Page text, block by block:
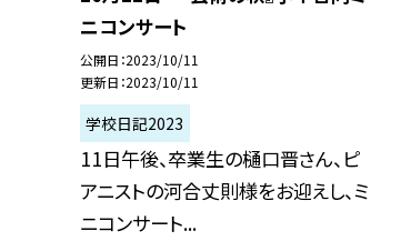
ニコンサート
公開日 2023/10/11
更新日 2023/10/11
学校日記2023
11日午後、卒業生の樋口晋さん、ピ
アニストの河合丈則様をお迎えし、ミ
ニコンサート...